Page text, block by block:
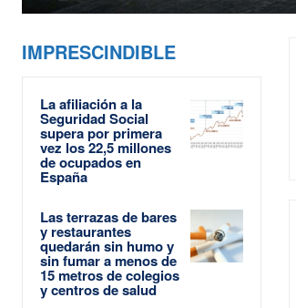
IMPRESCINDIBLE
La afiliación a la
Seguridad Social
supera por primera
vez los 22,5 millones
de ocupados en
España
Las terrazas de bares
y restaurantes
quedarán sin humo y
sin fumar a menos de
15 metros de colegios
y centros de salud